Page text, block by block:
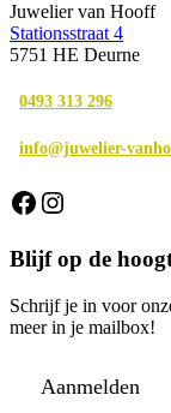
Juwelier van Hooff
Stationsstraat 4
5751 HE Deurne
0493 313 296
info@juwelier-
Facebook
Instagram
Blijf op de
Schrijf je in voor
meer in je mailbox!
Aanmelden